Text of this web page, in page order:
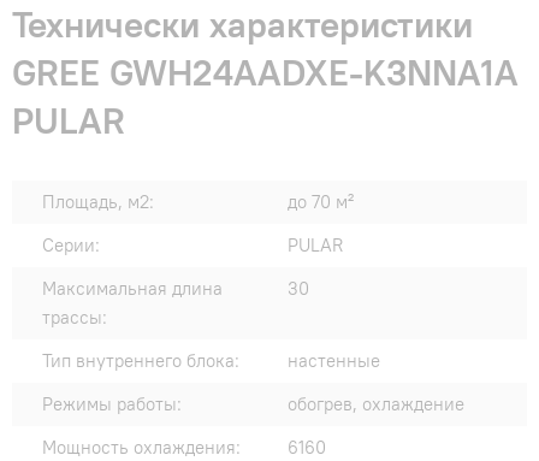
Технически характеристики
GREE GWH24AADXE-K3NNA1A
PULAR
Площадь, м2:
до 70 м²
Серии:
PULAR
Максимальная длина
трассы:
30
Тип внутреннего блока:
настенные
Режимы работы:
обогрев, охлаждение
Мощность охлаждения:
6160